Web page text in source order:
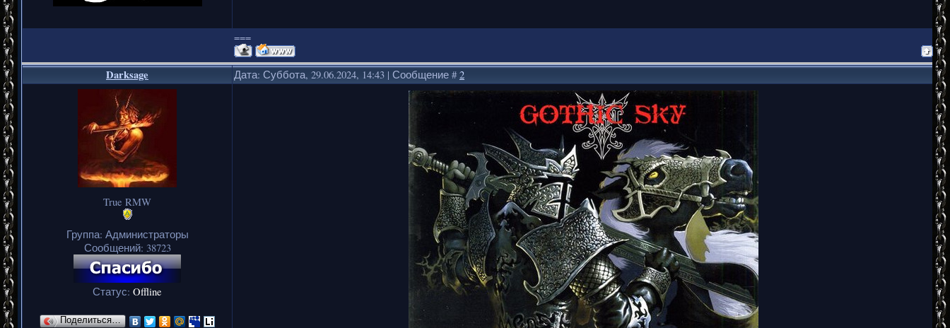
===
Darksage Дата: Суббота, 29.06.2024, 14:43 | Сообщение #2
True RMW
Группа: Администраторы
Сообщений: 38723
Статус: Offline
Поделиться…